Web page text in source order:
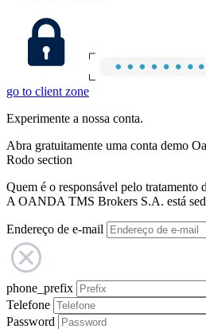
go to client zone
Experimente a nossa conta.
Abra gratuitamente uma conta demo
Rodo section
Quem é o responsável pelo tratamento
A OANDA TMS Brokers S.A. está
Endereço de e-mail
phone_prefix
Telefone
Password